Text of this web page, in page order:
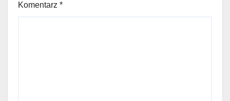
Komentarz *